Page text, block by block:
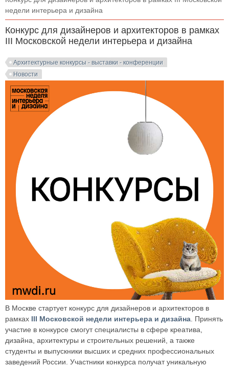
недели интерьера и дизайна
Конкурс для дизайнеров и архитекторов в рамках
III Московской недели интерьера и дизайна
Архитектурные конкурсы - выставки - конференции
Новости
В Москве стартует конкурс для дизайнеров и архитекторов в
рамках III Московской недели интерьера и дизайна . Принять
участие в конкурсе смогут специалисты в сфере креатива,
дизайна, архитектуры и строительных решений, а также
студенты и выпускники высших и средних профессиональных
заведений России. Участники конкурса получат уникальную